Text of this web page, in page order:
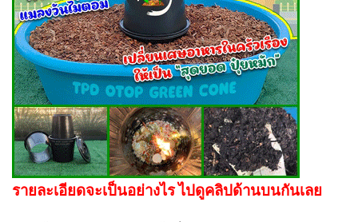
รายละเอียดจะเป็นอย่างไร ไปดูคลิปด้านบนกันเลย